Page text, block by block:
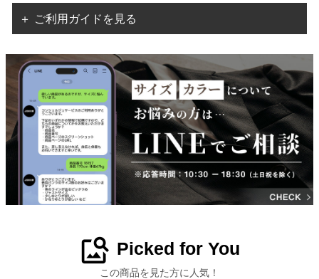
＋ ご利用ガイドを見る
image_search Picked for You
この商品を見た方に人気！